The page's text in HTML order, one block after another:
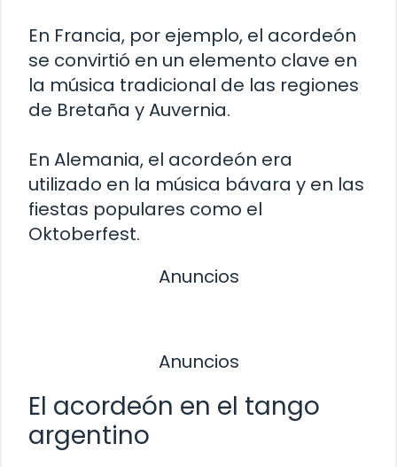
En Francia, por ejemplo, el acordeón
se convirtió en un elemento clave en
la música tradicional de las regiones
de Bretaña y Auvernia.
En Alemania, el acordeón era
utilizado en la música bávara y en las
fiestas populares como el
Oktoberfest.
Anuncios
Anuncios
El acordeón en el tango
argentino